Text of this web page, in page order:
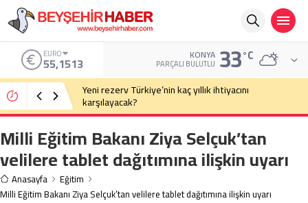
ALTIN
6.635,91 KONYA
PARÇALI BULUTLU 33°C
Eski Anayasa Mahkemesi Başkanı Yekta Güngör
Özden: Yargıçlar siyasal iktidara güvenerek böyle
kararlar alıyor
Milli Eğitim Bakanı Ziya Selçuk’tan
velilere tablet dağıtımına ilişkin uyarı
Anasayfa
Eğitim
Milli Eğitim Bakanı Ziya Selçuk’tan velilere tablet dağıtımına ilişkin uyarı